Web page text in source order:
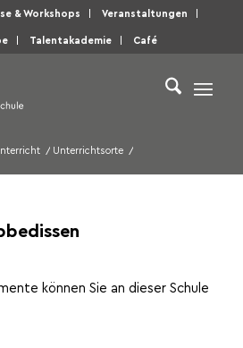
& Workshops Veranstaltungen
Talentakademie Café
/ Unterrichtsorte /
können Sie an dieser Schule